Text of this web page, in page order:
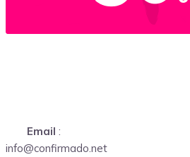
Email :
info@confirmado.net